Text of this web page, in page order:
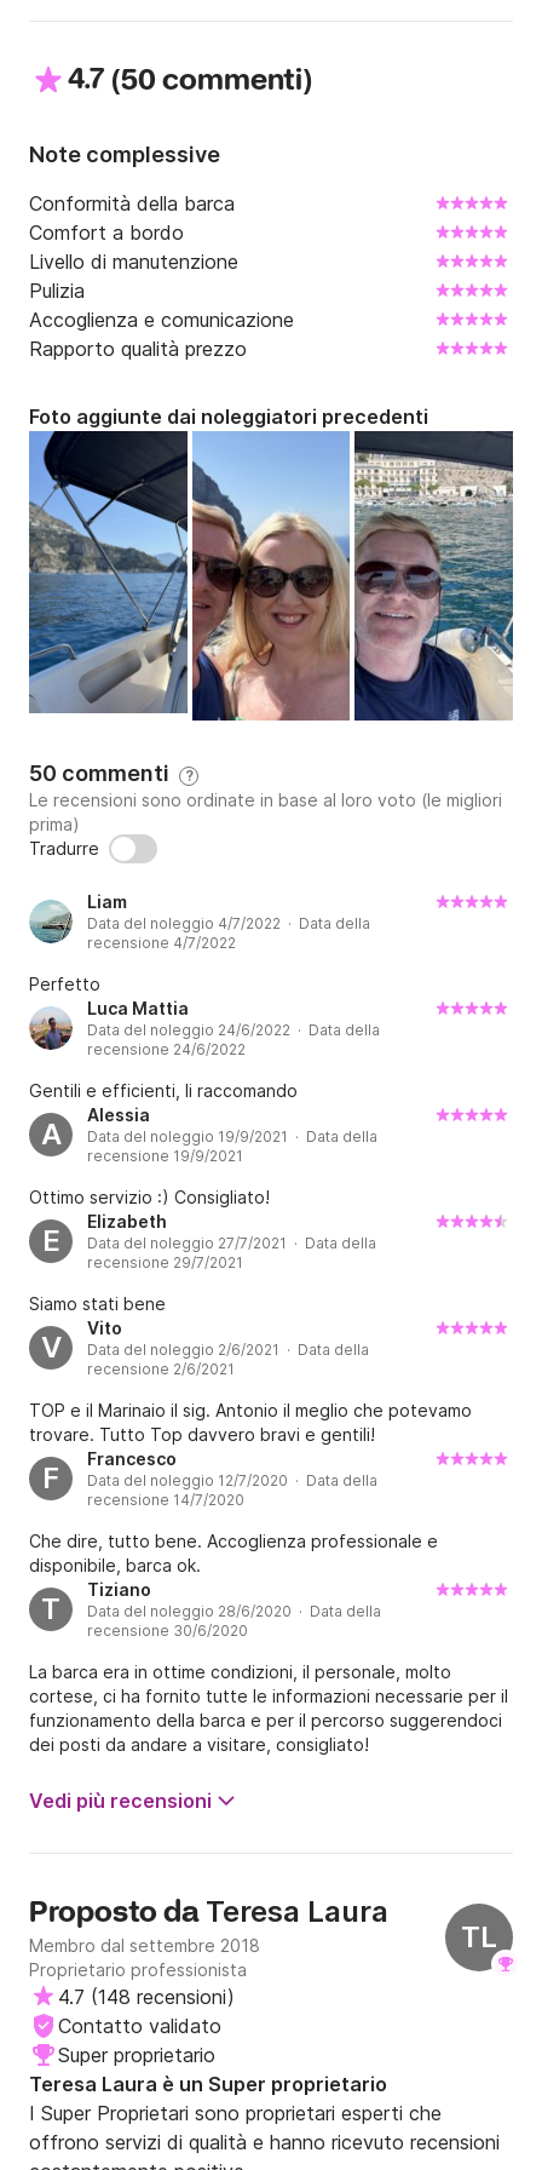
4.7 (50 commenti)
Note complessive
Conformità della barca
Comfort a bordo
Livello di manutenzione
Pulizia
Accoglienza e comunicazione
Rapporto qualità prezzo
Foto aggiunte dai noleggiatori precedenti
50 commenti ?
Le recensioni sono ordinate in base al loro voto (le migliori
prima)
Tradurre
Liam
Data del noleggio 4/7/2022 · Data della
recensione 4/7/2022
Perfetto
Luca Mattia
Data del noleggio 24/6/2022 · Data della
recensione 24/6/2022
Gentili e efficienti, li raccomando
A
Alessia
Data del noleggio 19/9/2021 · Data della
recensione 19/9/2021
Ottimo servizio :) Consigliato!
E
Elizabeth
Data del noleggio 27/7/2021 · Data della
recensione 29/7/2021
Siamo stati bene
V
Vito
Data del noleggio 2/6/2021 · Data della
recensione 2/6/2021
TOP e il Marinaio il sig. Antonio il meglio che potevamo
trovare. Tutto Top davvero bravi e gentili!
F
Francesco
Data del noleggio 12/7/2020 · Data della
recensione 14/7/2020
Che dire, tutto bene. Accoglienza professionale e
disponibile, barca ok.
T
Tiziano
Data del noleggio 28/6/2020 · Data della
recensione 30/6/2020
La barca era in ottime condizioni, il personale, molto
cortese, ci ha fornito tutte le informazioni necessarie per il
funzionamento della barca e per il percorso suggerendoci
dei posti da andare a visitare, consigliato!
Vedi più recensioni
TL
Proposto da Teresa Laura
Membro dal settembre 2018
Proprietario professionista
4.7 (148 recensioni)
Contatto validato
Super proprietario
Teresa Laura è un Super proprietario
I Super Proprietari sono proprietari esperti che
offrono servizi di qualità e hanno ricevuto recensioni